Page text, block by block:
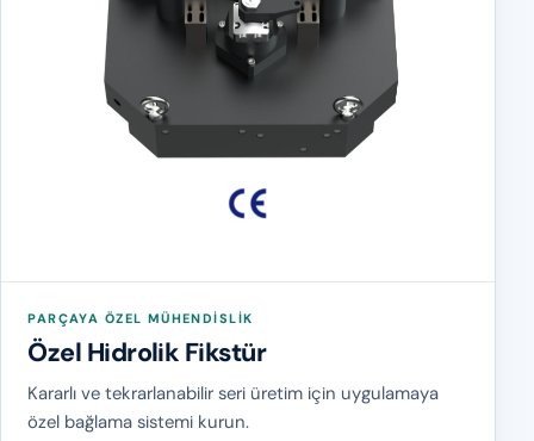
PARÇAYA ÖZEL MÜHENDISLIK
Özel Hidrolik Fikstür
Kararlı ve tekrarlanabilir seri üretim için uygulamaya
özel bağlama sistemi kurun.